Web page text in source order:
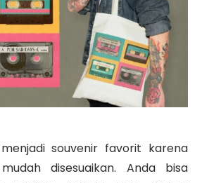
souvenir favorit karena
disesuaikan. Anda bisa